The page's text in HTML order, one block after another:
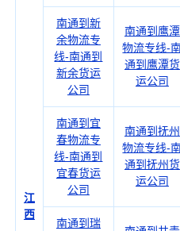
江
西
南通到新
余物流专
线-南通到
新余货运
公司
南通到鹰潭
物流专线-
通到鹰潭货
运公司
南通到宜
春物流专
线-南通到
宜春货运
公司
南通到抚州
物流专线-
通到抚州货
运公司
南通到瑞